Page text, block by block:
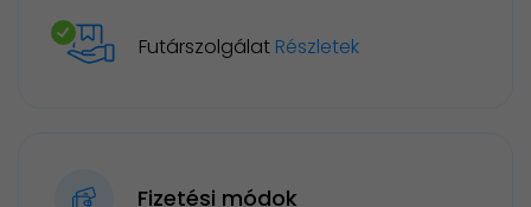
Futárszolgálat Részletek
Fizetési módok